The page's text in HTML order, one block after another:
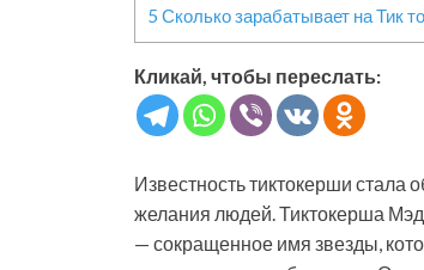
5 Сколько зарабатывает на Тик
Кликай, чтобы переслать:
Известность тиктокерши стала
желания людей. Тиктокерша
— сокращенное имя звезды,